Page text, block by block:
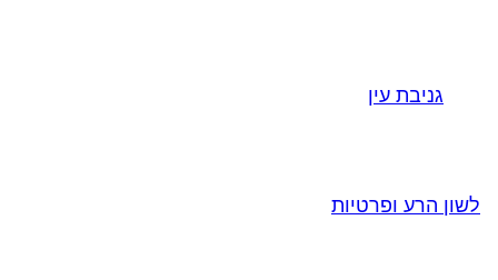
גניבת עין
לשון הרע ופרטיות